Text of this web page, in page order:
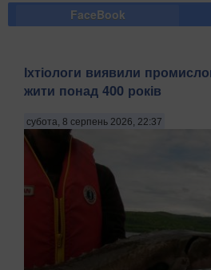
FaceBook
Іхтіологи виявили
жити понад 400 років
субота, 8 серпень 2026, 22:37